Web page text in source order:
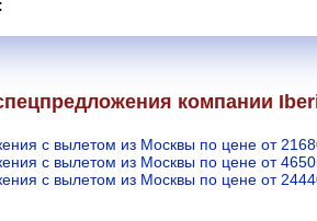
компании
с вылетом из Москвы по цене от
с вылетом из Москвы по цене от
с вылетом из Москвы по цене от